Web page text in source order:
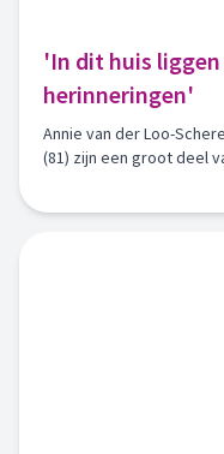
'In dit huis
herinneringen'
Annie van der Loo-
(81) zijn een groot deel